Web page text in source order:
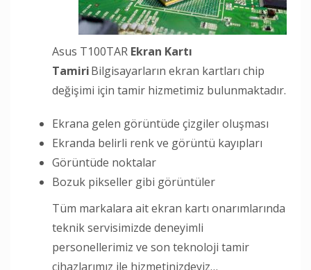
Asus T100TAR Ekran Kartı
TamiriBilgisayarların ekran kartları chip
değişimi için tamir hizmetimiz bulunmaktadır.
Ekrana gelen görüntüde çizgiler oluşması
Ekranda belirli renk ve görüntü kayıpları
Görüntüde noktalar
Bozuk pikseller gibi görüntüler
Tüm markalara ait ekran kartı onarımlarında
teknik servisimizde deneyimli
personellerimiz ve son teknoloji tamir
cihazlarımız ile hizmetinizdeyiz…